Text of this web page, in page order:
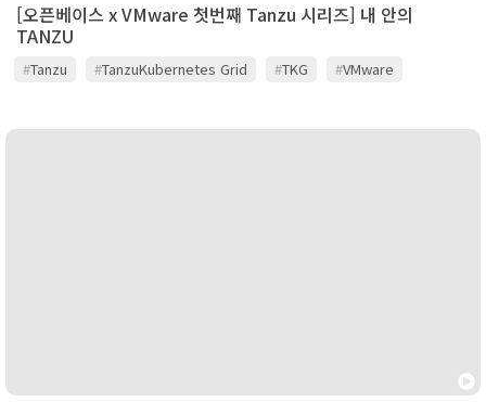
[오픈베이스 x VMware 첫번째 Tanzu 시리즈] 내 안의
TANZU
#Tanzu #TanzuKubernetes Grid #TKG #VMware